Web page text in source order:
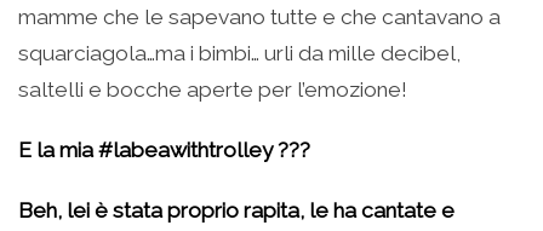
mamme che le sapevano tutte e che cantavano a
squarciagola…ma i bimbi… urli da mille decibel,
saltelli e bocche aperte per l’emozione!
E la mia #labeawithtrolley ???
Beh, lei è stata proprio rapita, le ha cantate e